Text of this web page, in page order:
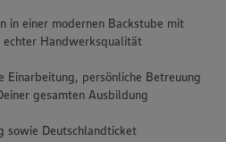
in einer modernen Backstube mit
Handwerksqualität
Einarbeitung, persönliche Betreuung
gesamten Ausbildung
sowie Deutschlandticket